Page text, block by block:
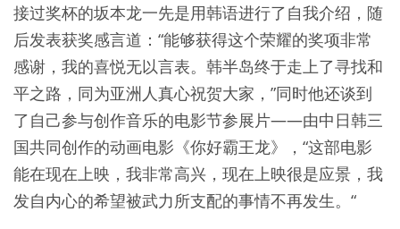
接过奖杯的坂本龙一先是用韩语进行了自我介绍，随
后发表获奖感言道：“能够获得这个荣耀的奖项非常
感谢，我的喜悦无以言表。韩半岛终于走上了寻找和
平之路，同为亚洲人真心祝贺大家，”同时他还谈到
了自己参与创作音乐的电影节参展片——由中日韩三
国共同创作的动画电影《你好霸王龙》，“这部电影
能在现在上映，我非常高兴，现在上映很是应景，我
发自内心的希望被武力所支配的事情不再发生。“